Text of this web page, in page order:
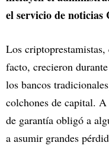
el servicio de noticias
Los
facto, crecieron
los bancos
colchones de capital.
de garantía obligó a
a asumir grandes